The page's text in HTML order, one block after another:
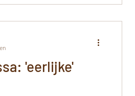
'eerlijke'